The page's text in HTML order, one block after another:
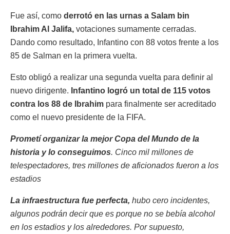
Fue así, como derrotó en las urnas a Salam bin
Ibrahim Al Jalifa, votaciones sumamente cerradas.
Dando como resultado, Infantino con 88 votos frente a los
85 de Salman en la primera vuelta.
Esto obligó a realizar una segunda vuelta para definir al
nuevo dirigente. Infantino logró un total de 115 votos
contra los 88 de Ibrahim para finalmente ser acreditado
como el nuevo presidente de la FIFA.
Prometí organizar la mejor Copa del Mundo de la
historia y lo conseguimos. Cinco mil millones de
telespectadores, tres millones de aficionados fueron a los
estadios
La infraestructura fue perfecta, hubo cero incidentes,
algunos podrán decir que es porque no se bebía alcohol
en los estadios y los alrededores. Por supuesto,